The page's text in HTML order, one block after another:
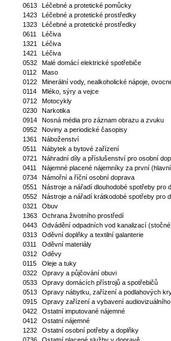
0613
Léčebné a protetické pomůcky
1423
Léčebné a protetické prostředky
1323
Léčebné a protetické prostředky
0611
Léčiva
1321
Léčiva
1421
Léčiva
0532
Malé domácí elektrické spotřebiče
0112
Maso
0122
Minerální vody, nealkoholické nápoje,
0114
Mléko, sýry a vejce
0712
Motocykly
0230
Narkotika
0914
Nosná média pro záznam obrazu a zvuku
0952
Noviny a periodické časopisy
1361
Náboženství
0511
Nábytek a bytové zařízení
0721
Náhradní díly a příslušenství pro osobní
0411
Nájemné placené nájemníky za první
0734
Námořní a říční osobní doprava
0551
Nástroje a nářadí dlouhodobé spotřeby pro
0552
Nástroje a nářadí krátkodobé spotřeby pro
0321
Obuv
1363
Ochrana životního prostředí
0443
Odvádění odpadních vod kanalizací
0313
Oděvní doplňky a textilní galanterie
0311
Oděvní materiály
0312
Oděvy
0115
Oleje a tuky
0322
Opravy a půjčování obuvi
0533
Opravy domácích přístrojů a spotřebičů
0513
Opravy nábytku, zařízení a podlahových
0915
Opravy zařízení a vybavení
0422
Ostatní imputované nájemné
0412
Ostatní nájemné
1232
Ostatní osobní potřeby a doplňky